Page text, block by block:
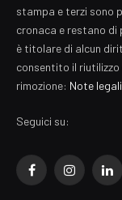
stampa e terzi sono
cronaca e restano
è titolare di alcun
consentito il
rimozione: Note
Seguici su:
FacebookInstagram